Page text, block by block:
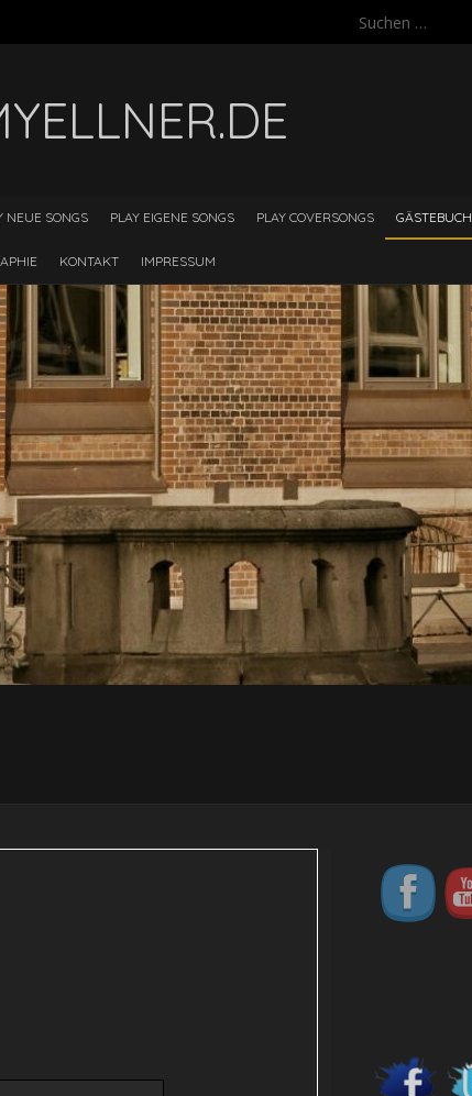
Suchen
NEUE SONGS PLAY EIGENE SONGS PLAY COVERSONGS GÄSTEBUCH
KONTAKT IMPRESSUM